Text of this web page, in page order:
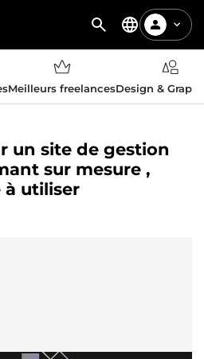
Meilleurs freelancesDesign &
un site de gestion
sur mesure ,
à utiliser